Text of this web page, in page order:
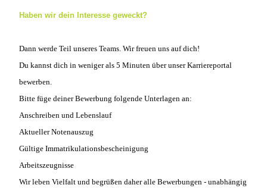
Haben wir dein Interesse geweckt?
Dann werde Teil unseres Teams. Wir freuen uns auf dich!
Du kannst dich in weniger als 5 Minuten über unser Karriereportal
bewerben.
Bitte füge deiner Bewerbung folgende Unterlagen an:
Anschreiben und Lebenslauf
Aktueller Notenauszug
Gültige Immatrikulationsbescheinigung
Arbeitszeugnisse
Wir leben Vielfalt und begrüßen daher alle Bewerbungen - unabhängig